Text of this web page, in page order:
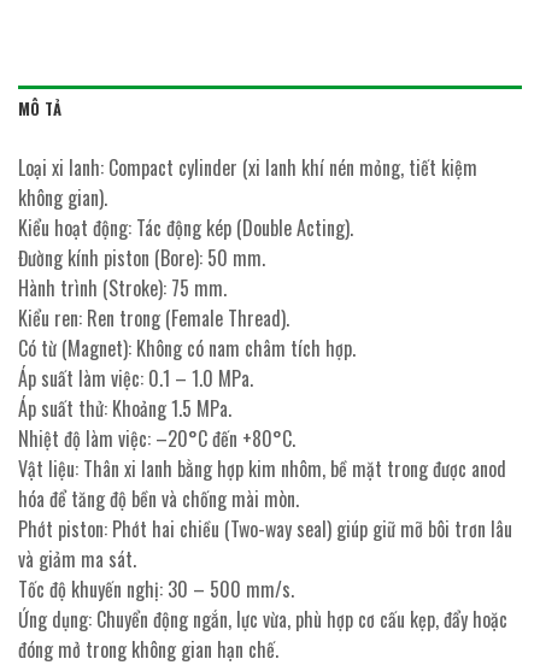
MÔ TẢ
Loại xi lanh: Compact cylinder (xi lanh khí nén mỏng, tiết kiệm
không gian).
Kiểu hoạt động: Tác động kép (Double Acting).
Đường kính piston (Bore): 50 mm.
Hành trình (Stroke): 75 mm.
Kiểu ren: Ren trong (Female Thread).
Có từ (Magnet): Không có nam châm tích hợp.
Áp suất làm việc: 0.1 – 1.0 MPa.
Áp suất thử: Khoảng 1.5 MPa.
Nhiệt độ làm việc: –20°C đến +80°C.
Vật liệu: Thân xi lanh bằng hợp kim nhôm, bề mặt trong được anod
hóa để tăng độ bền và chống mài mòn.
Phớt piston: Phớt hai chiều (Two-way seal) giúp giữ mỡ bôi trơn lâu
và giảm ma sát.
Tốc độ khuyến nghị: 30 – 500 mm/s.
Ứng dụng: Chuyển động ngắn, lực vừa, phù hợp cơ cấu kẹp, đẩy hoặc
đóng mở trong không gian hạn chế.